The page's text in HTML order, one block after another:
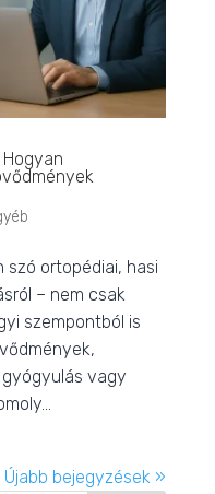
ortopédiai, hasi
– nem csak
szempontból is
vagy
Újabb bejegyzések »